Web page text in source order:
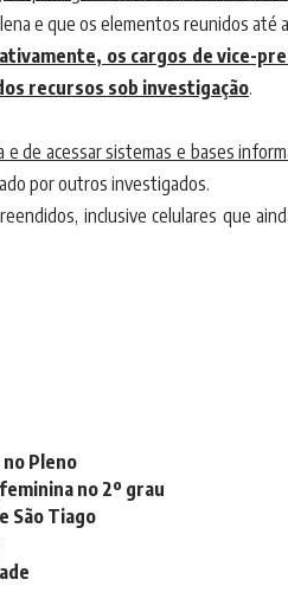
e que os elementos reunidos até
os cargos de vice-
recursos sob investigação.
de acessar sistemas e bases
por outros investigados.
inclusive celulares que
Pleno
no 2º grau
São Tiago